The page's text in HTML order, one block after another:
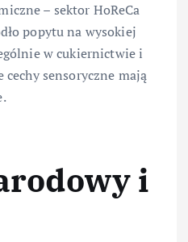
– sektor HoReCa
popytu na wysokiej
w cukiernictwie i
sensoryczne mają
i